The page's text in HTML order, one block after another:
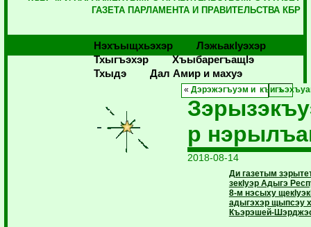
ГАЗЕТА ПАРЛАМЕНТА И ПРАВИТЕЛЬСТВА КБР
Нэхъыщхьэхэр
Лэжьакlуэхэр
Тхыгъэхэр
Хъыбарегъащlэ
Тхыдэ
Дал Амир и махуэ
«Дэрэжэгъуэм и
р
2018-08-14
Ди газетым
зекIуэр Адыгэ
8-м нэсыху
адыгэхэр щыпсэу
Къэрэшей-